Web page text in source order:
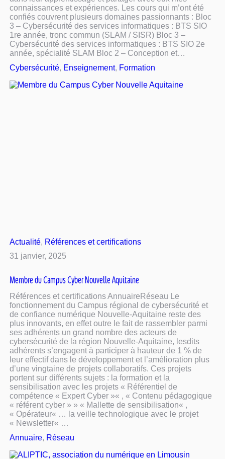
connaissances et expériences. Les cours qui m’ont été
confiés couvrent plusieurs domaines passionnants : Bloc
3 – Cybersécurité des services informatiques : BTS SIO
1re année, tronc commun (SLAM / SISR) Bloc 3 –
Cybersécurité des services informatiques : BTS SIO 2e
année, spécialité SLAM Bloc 2 – Conception et…
Cybersécurité, Enseignement, Formation
Actualité, Références et certifications
31 janvier, 2025
Membre du Campus Cyber Nouvelle Aquitaine
Références et certifications AnnuaireRéseau Le
fonctionnement du Campus régional de cybersécurité et
de confiance numérique Nouvelle-Aquitaine reste des
plus innovants, en effet outre le fait de rassembler parmi
ses adhérents un grand nombre des acteurs de
cybersécurité de la région Nouvelle-Aquitaine, lesdits
adhérents s’engagent à participer à hauteur de 1 % de
leur effectif dans le développement et l’amélioration plus
d’une vingtaine de projets collaboratifs. Ces projets
portent sur différents sujets : la formation et la
sensibilisation avec les projets « Référentiel de
compétence « Expert Cyber »« , « Contenu pédagogique
« référent cyber » » « Mallette de sensibilisation« ,
« Opérateur« … la veille technologique avec le projet
« Newsletter« …
Annuaire, Réseau